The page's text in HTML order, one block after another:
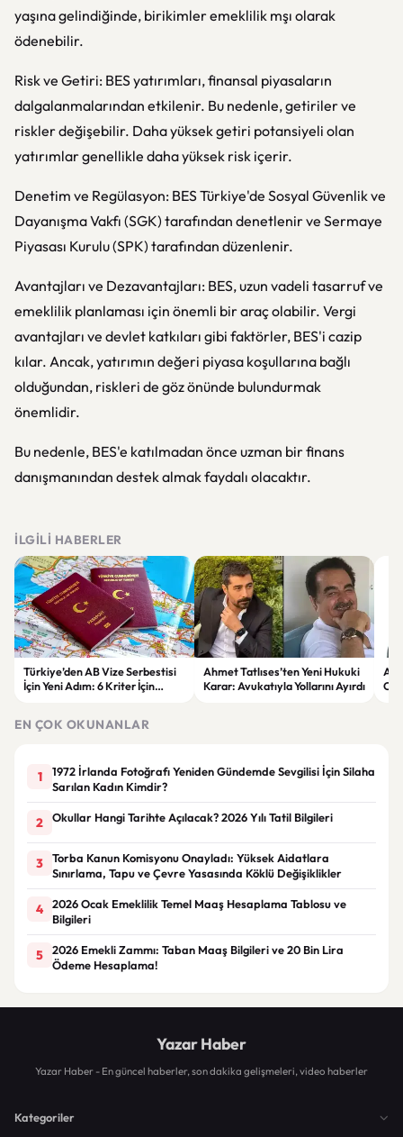
yaşına gelindiğinde, birikimler emeklilik mşı olarak
ödenebilir.
Risk ve Getiri: BES yatırımları, finansal piyasaların
dalgalanmalarından etkilenir. Bu nedenle, getiriler ve
riskler değişebilir. Daha yüksek getiri potansiyeli olan
yatırımlar genellikle daha yüksek risk içerir.
Denetim ve Regülasyon: BES Türkiye'de Sosyal Güvenlik ve
Dayanışma Vakfı (SGK) tarafından denetlenir ve Sermaye
Piyasası Kurulu (SPK) tarafından düzenlenir.
Avantajları ve Dezavantajları: BES, uzun vadeli tasarruf ve
emeklilik planlaması için önemli bir araç olabilir. Vergi
avantajları ve devlet katkıları gibi faktörler, BES'i cazip
kılar. Ancak, yatırımın değeri piyasa koşullarına bağlı
olduğundan, riskleri de göz önünde bulundurmak
önemlidir.
Bu nedenle, BES'e katılmadan önce uzman bir finans
danışmanından destek almak faydalı olacaktır.
İLGILI HABERLER
Türkiye’den AB Vize Serbestisi
İçin Yeni Adım: 6 Kriter İçin
Ahmet Tatlıses’ten Yeni Hukuki
Karar: Avukatıyla Yollarını Ayırdı
EN ÇOK OKUNANLAR
1
1972 İrlanda Fotoğrafı Yeniden Gündemde Sevgilisi İçin Silaha
Sarılan Kadın Kimdir?
2 Okullar Hangi Tarihte Açılacak? 2026 Yılı Tatil Bilgileri
3
Torba Kanun Komisyonu Onayladı: Yüksek Aidatlara
Sınırlama, Tapu ve Çevre Yasasında Köklü Değişiklikler
4
2026 Ocak Emeklilik Temel Maaş Hesaplama Tablosu ve
Bilgileri
5
2026 Emekli Zammı: Taban Maaş Bilgileri ve 20 Bin Lira
Ödeme Hesaplama!
Yazar Haber
Yazar Haber - En güncel haberler, son dakika gelişmeleri, video haberler
Kategoriler